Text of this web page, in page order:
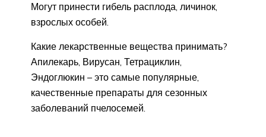
Могут принести гибель расплода, личинок,
взрослых особей.
Какие лекарственные вещества принимать?
Апилекарь, Вирусан, Тетрациклин,
Эндоглюкин – это самые популярные,
качественные препараты для сезонных
заболеваний пчелосемей.